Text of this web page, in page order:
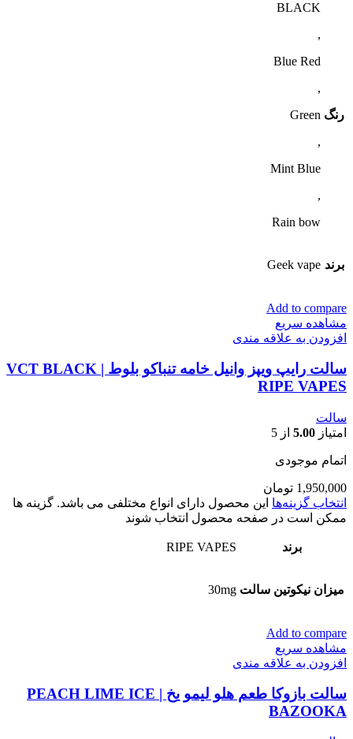
رنگ
BLACK
,
Blue Red
,
Green
,
Mint Blue
,
Rain bow
برند Geek vape
Add to compare
مشاهده سریع
افزودن به علاقه مندی
سالت رایپ ویپز وانیل خامه تنباکو بلوط | VCT BLACK
RIPE VAPES
سالت
امتیاز 5.00 از 5
اتمام موجودی
1,950,000 تومان
انتخاب گزینه‌ها این محصول دارای انواع مختلفی می باشد. گزینه ها
ممکن است در صفحه محصول انتخاب شوند
برند RIPE VAPES
میزان نیکوتین سالت 30mg
Add to compare
مشاهده سریع
افزودن به علاقه مندی
سالت بازوکا طعم هلو لیمو یخ | PEACH LIME ICE
BAZOOKA